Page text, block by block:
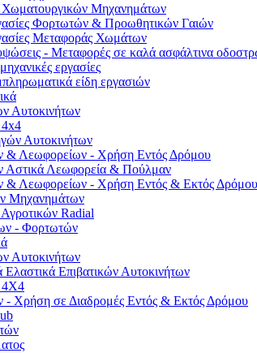
Χωματουργικών Μηχανημάτων
Φορτωτών & Προωθητικών Γαιών
Μεταφοράς Χωμάτων
- Μεταφορές σε καλά ασφάλτινα
εργασίες
είδη εργασιών
Αυτοκινήτων
4x4
Αυτοκινήτων
& Λεωφορείων - Χρήση Εντός Δρόμου
Αστικά Λεωφορεία & Πούλμαν
& Λεωφορείων - Χρήση Εντός & Εκτός Δρόμου
Μηχανημάτων
Radial
- Φορτωτών
Αυτοκινήτων
Ελαστικά Επιβατικών Αυτοκινήτων
4Χ4
- Χρήση σε Διαδρομές Εντός & Εκτός Δρόμου